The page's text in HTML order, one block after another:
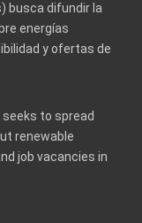
busca difundir la
energías
y ofertas de
seeks to spread
renewable
job vacancies in